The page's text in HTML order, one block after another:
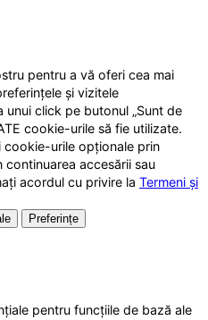
pentru a vă oferi cea mai
și vizitele
click pe butonul „Sunt de
cookie-urile să fie utilizate.
cookie-urile opționale prin
continuarea accesării sau
acordul cu privire la Termeni și
Preferințe
pentru funcțiile de bază ale